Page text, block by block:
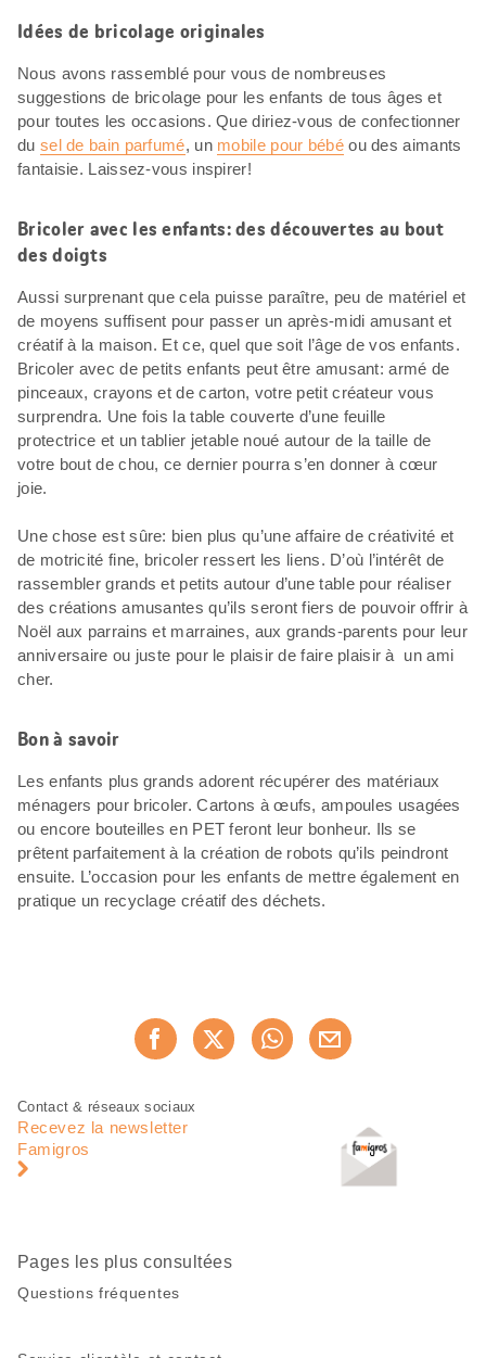
Idées de bricolage originales
Nous avons rassemblé pour vous de nombreuses
suggestions de bricolage pour les enfants de tous âges et
pour toutes les occasions. Que diriez-vous de confectionner
du sel de bain parfumé, un mobile pour bébéou des aimants
fantaisie. Laissez-vous inspirer!
Bricoler avec les enfants: des découvertes au bout
des doigts
Aussi surprenant que cela puisse paraître, peu de matériel et
de moyens suffisent pour passer un après-midi amusant et
créatif à la maison. Et ce, quel que soit l’âge de vos enfants.
Bricoler avec de petits enfants peut être amusant: armé de
pinceaux, crayons et de carton, votre petit créateur vous
surprendra. Une fois la table couverte d’une feuille
protectrice et un tablier jetable noué autour de la taille de
votre bout de chou, ce dernier pourra s’en donner à cœur
joie.
Une chose est sûre: bien plus qu’une affaire de créativité et
de motricité fine, bricoler ressert les liens. D’où l’intérêt de
rassembler grands et petits autour d’une table pour réaliser
des créations amusantes qu’ils seront fiers de pouvoir offrir à
Noël aux parrains et marraines, aux grands-parents pour leur
anniversaire ou juste pour le plaisir de faire plaisir à un ami
cher.
Bon à savoir
Les enfants plus grands adorent récupérer des matériaux
ménagers pour bricoler. Cartons à œufs, ampoules usagées
ou encore bouteilles en PET feront leur bonheur. Ils se
prêtent parfaitement à la création de robots qu’ils peindront
ensuite. L’occasion pour les enfants de mettre également en
pratique un recyclage créatif des déchets.
Recommander maintenant
Pied
page
Navigation
pied
Contact & réseaux sociaux
Recevez la newsletter
Famigros
Pages les plus consultées
Questions fréquentes